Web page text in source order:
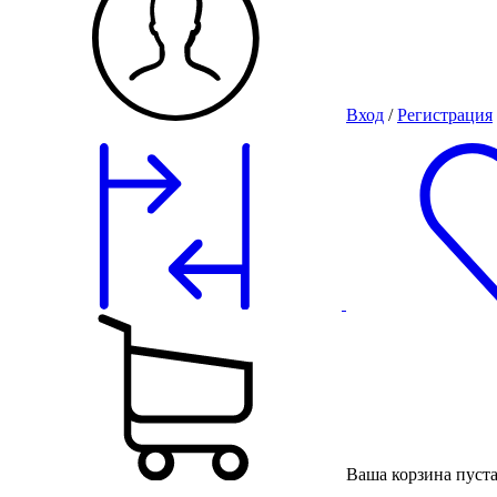
Вход / Регистрация
Ваша корзина пуста